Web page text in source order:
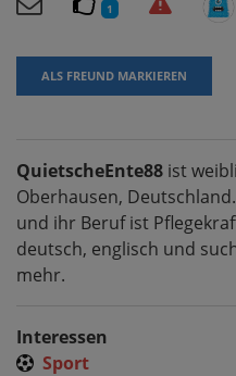
1
ALS FREUND MARKIEREN
QuietscheEnte88 ist
Oberhausen,
und ihr Beruf ist
deutsch, englisch und
mehr.
Interessen
Sport